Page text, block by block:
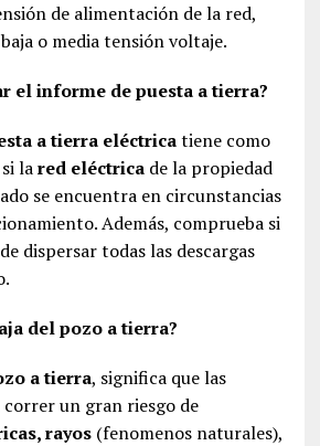
de alimentación de la red,
o media tensión voltaje.
el informe de puesta a tierra?
a tierra eléctricatiene como
lared eléctricade la propiedad
se encuentra en circunstancias
Además, comprueba si
dispersar todas las descargas
del pozo a tierra?
a tierra, significa que las
correr un gran riesgo de
rayos(fenomenos naturales),